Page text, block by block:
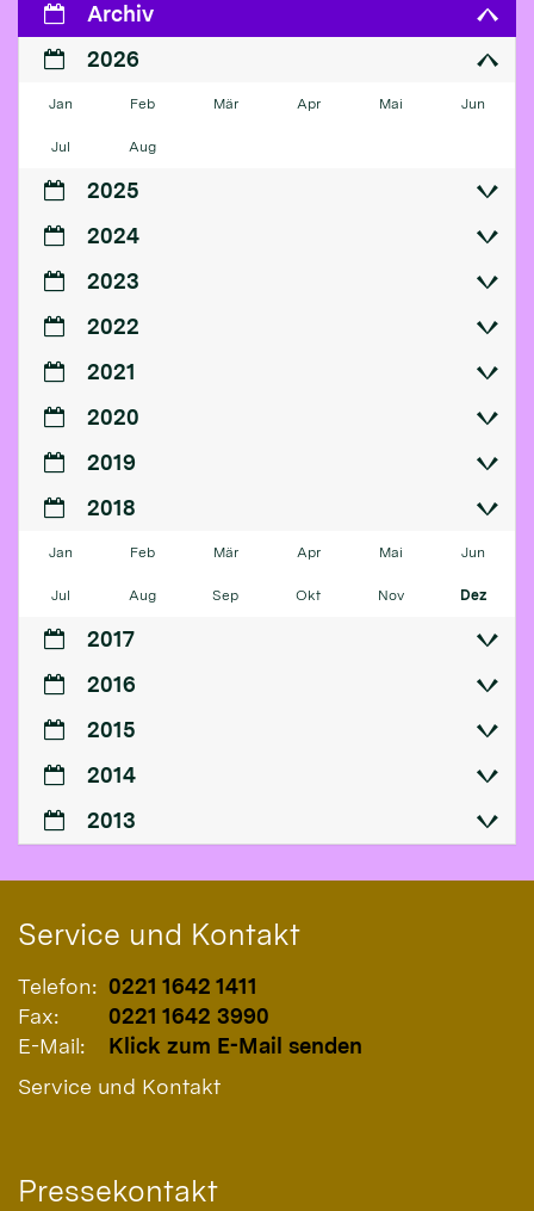
Archiv
2026
Jan Feb Mär Apr Mai Jun
Jul Aug
2025
2024
2023
2022
2021
2020
2019
2018
Jan Feb Mär Apr Mai Jun
Jul Aug Sep Okt Nov Dez
2017
2016
2015
2014
2013
Service und Kontakt
Telefon: 0221 1642 1411
Fax:
0221 1642 3990
E-Mail:
Klick zum E-Mail senden
Service und Kontakt
Pressekontakt